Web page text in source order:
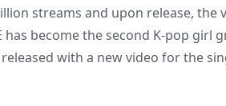
streams and upon release, the
has become the second K-pop
released with a new video for the